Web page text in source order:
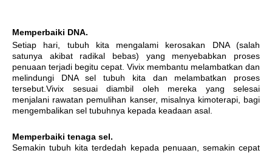
Memperbaiki DNA.
Setiap hari, tubuh kita mengalami kerosakan DNA (salah
satunya akibat radikal bebas) yang menyebabkan proses
penuaan terjadi begitu cepat. Vivix membantu melambatkan dan
melindungi DNA sel tubuh kita dan melambatkan proses
tersebut.Vivix sesuai diambil oleh mereka yang selesai
menjalani rawatan pemulihan kanser, misalnya kimoterapi, bagi
mengembalikan sel tubuhnya kepada keadaan asal.
Memperbaiki tenaga sel.
Semakin tubuh kita terdedah kepada penuaan, semakin cepat